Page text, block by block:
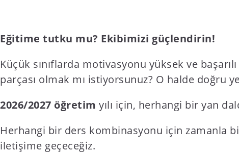
n
e
n
t
Eğitime tutku mu? Ekibimizi güçlendirin!
Küçük sınıflarda motivasyonu yüksek ve
parçası olmak mı istiyorsunuz? O halde doğru
2026/2027 öğretim yılı için, herhangi bir yan
Herhangi bir ders kombinasyonu için zamanla
iletişime geçeceğiz.